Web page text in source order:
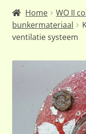
Home WO II
bunkermateriaal
ventilatie systeem